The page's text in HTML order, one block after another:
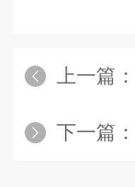
上一篇：
下一篇：